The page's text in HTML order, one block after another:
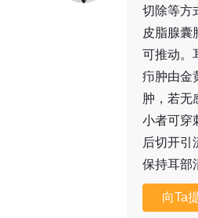
切除等方
皮脂腺囊
可推动。
疖肿由金
肿，若无
小者可穿
后切开引
保持耳部
向Ta